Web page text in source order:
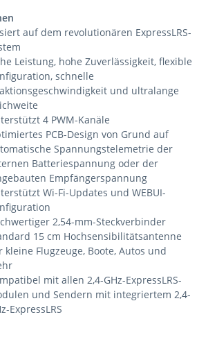
auf dem revolutionären ExpressLRS-
Leistung, hohe Zuverlässigkeit, flexible
schnelle
und ultralange
4 PWM-Kanäle
PCB-Design von Grund auf
Spannungstelemetrie der
Batteriespannung oder der
Empfängerspannung
Wi-Fi-Updates und WEBUI-
2,54-mm-Steckverbinder
15 cm Hochsensibilitätsantenne
kleine Flugzeuge, Boote, Autos und
mit allen 2,4-GHz-ExpressLRS-
und Sendern mit integriertem 2,4-
ExpressLRS